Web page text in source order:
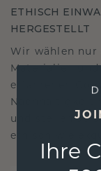
ETHISCH
HERGESTELLT
Wir wählen nur
Materialien
erfahrenen
Nachhaltigkeit
und stellen so
ethisch wie
Ihre